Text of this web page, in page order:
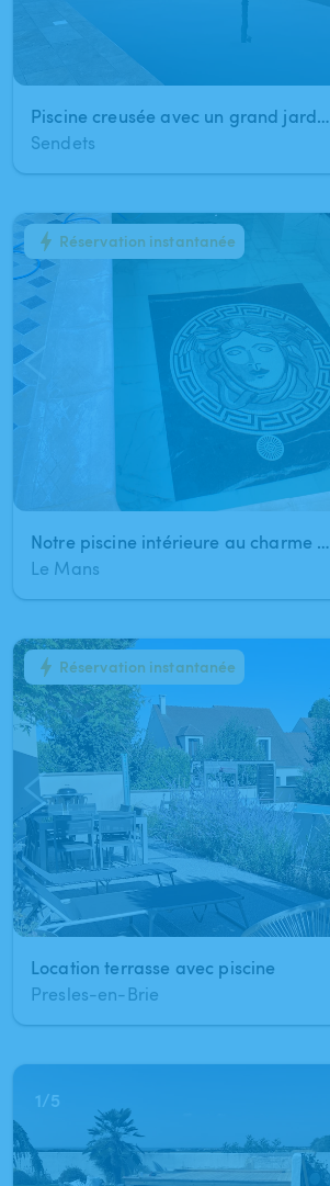
Piscine creusée avec un grand jardin et petit salon d'extension
Sendets
1/3
Notre piscine intérieure au charme d’époque au style chic
Le Mans
Réservation instantanée
1/3
Location terrasse avec piscine
Presles-en-Brie
Réservation instantanée
1/5